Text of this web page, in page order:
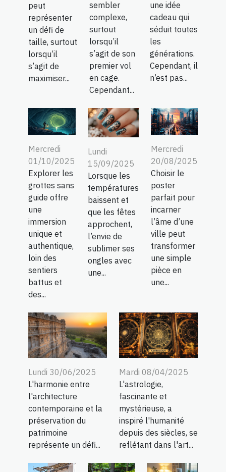
peut
représenter
un défi de
taille, surtout
lorsqu’il
s’agit de
maximiser...
sembler
complexe,
surtout
lorsqu’il
s’agit de son
premier vol
en cage.
Cependant...
une idée
cadeau qui
séduit toutes
les
générations.
Cependant, il
n’est pas...
Mercredi
01/10/2025
Explorer les
grottes sans
guide offre
une
immersion
unique et
authentique,
loin des
sentiers
battus et
des...
Lundi
15/09/2025
Lorsque les
températures
baissent et
que les fêtes
approchent,
l’envie de
sublimer ses
ongles avec
une...
Mercredi
20/08/2025
Choisir le
poster
parfait pour
incarner
l’âme d’une
ville peut
transformer
une simple
pièce en
une...
Lundi 30/06/2025
L'harmonie entre
l'architecture
contemporaine et la
préservation du
patrimoine
représente un défi...
Mardi 08/04/2025
L'astrologie,
fascinante et
mystérieuse, a
inspiré l'humanité
depuis des siècles, se
reflétant dans l'art...